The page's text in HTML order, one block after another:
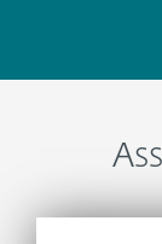
Entre em